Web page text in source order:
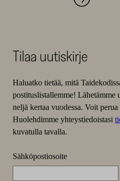
Tilaa uutiskirje
Haluatko tietää, mitä
postituslistallemme! Lähetämme
neljä kertaa vuodessa. Voit
Huolehdimme yhteystiedoistasi
kuvatulla tavalla.
Sähköpostiosoite